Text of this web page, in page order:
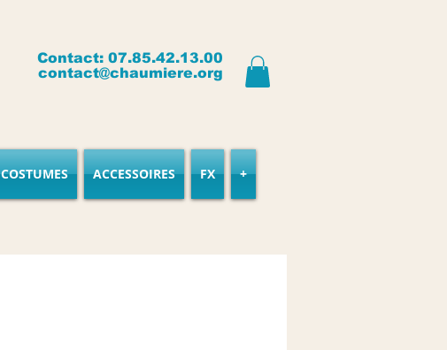
Contact: 07.85.42.13.00
contact@chaumiere.org
COSTUMES ACCESSOIRES FX +